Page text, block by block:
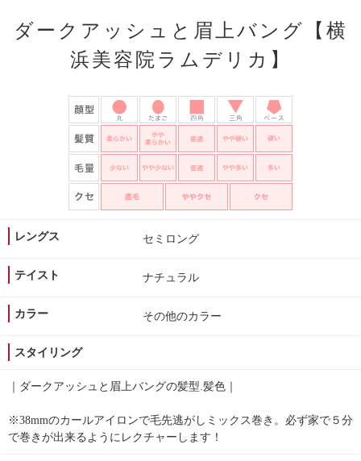
ダークアッシュと眉上バング【横
浜美容院ラムデリカ】
レングス セミロング
テイスト ナチュラル
カラー その他のカラー
スタイリング
｜ダークアッシュと眉上バングの髪型.髪色｜
※38mmのカールアイロンで毛先逃がしミックス巻き。必ず家で５分
で巻きが出来るようにレクチャーします！